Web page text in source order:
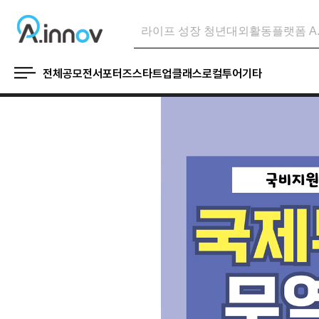
전체 공모전서포터즈스타트업클래스로컬투어기타